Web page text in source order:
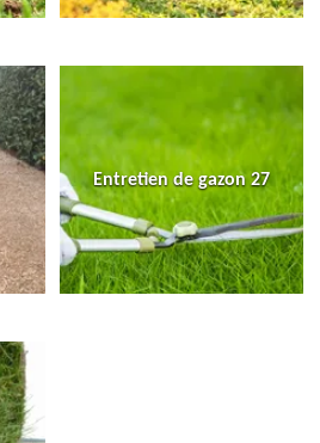
Entretien de gazon 27